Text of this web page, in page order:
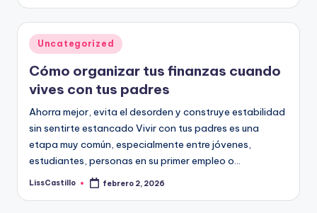
Publicado
en
Uncategorized
Cómo organizar tus finanzas cuando
vives con tus padres
Ahorra mejor, evita el desorden y construye estabilidad
sin sentirte estancado Vivir con tus padres es una
etapa muy común, especialmente entre jóvenes,
estudiantes, personas en su primer empleo o…
Publicado
LissCastillo febrero 2, 2026